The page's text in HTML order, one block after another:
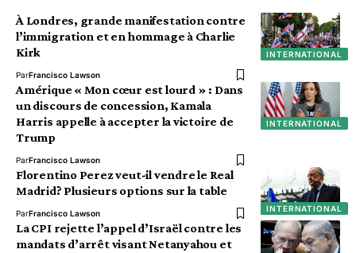
INTERNATIONAL
À Londres, grande manifestation contre
l’immigration et en hommage à Charlie
Kirk
ParFrancisco Lawson
INTERNATIONAL
Amérique « Mon cœur est lourd » : Dans
un discours de concession, Kamala
Harris appelle à accepter la victoire de
Trump
ParFrancisco Lawson
INTERNATIONAL
Florentino Perez veut-il vendre le Real
Madrid? Plusieurs options sur la table
ParFrancisco Lawson
La CPI rejette l’appel d’Israël contre les
mandats d’arrêt visant Netanyahou et